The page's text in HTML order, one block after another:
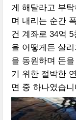
게 해달라고 부
며 내리는 순간
건 계좌로 34억
을 어떻게든 살
을 동원하며 돈
기 위한 절박한
면 중 하나였습니